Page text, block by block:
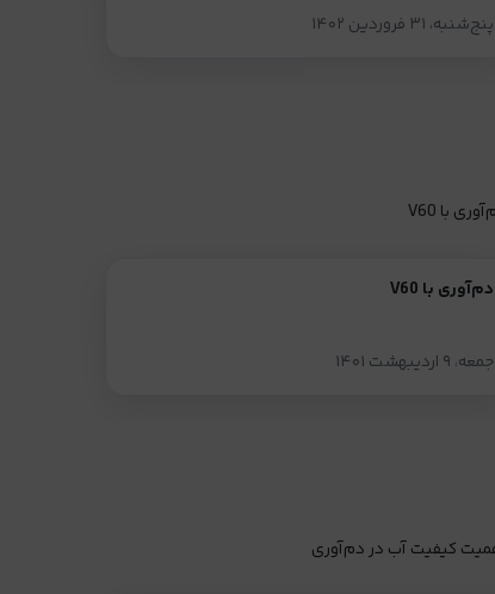
پنج‌شنبه، ۳۱ فروردین ۱۴۰۲
دم‌آوری با V60
جمعه، ۹ اردیبهشت ۱۴۰۱